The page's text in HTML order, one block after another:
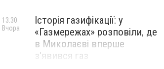
Історія газифікації: у
«Газмережах» розповіли, де
в Миколаєві вперше
з'явився газ
13:30
Вчора